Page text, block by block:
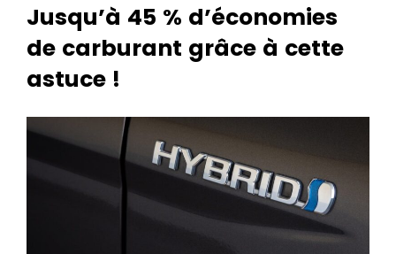
Jusqu’à 45 % d’économies
de carburant grâce à cette
astuce !